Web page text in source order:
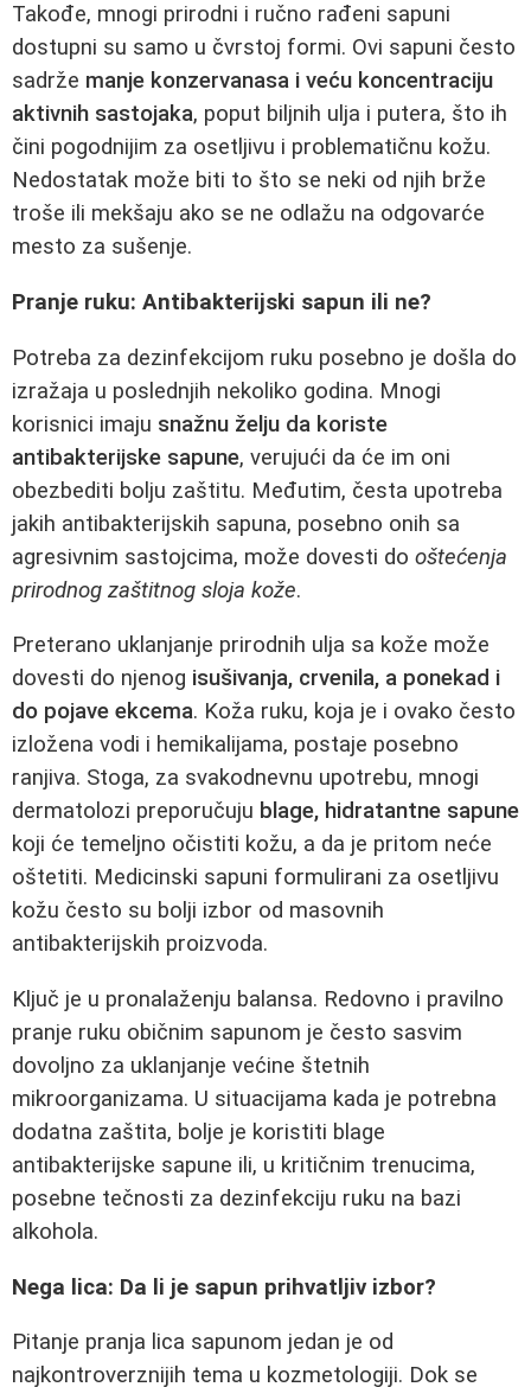
Takođe, mnogi prirodni i ručno rađeni sapuni
dostupni su samo u čvrstoj formi. Ovi sapuni često
sadrže manje konzervanasa i veću koncentraciju
aktivnih sastojaka, poput biljnih ulja i putera, što ih
čini pogodnijim za osetljivu i problematičnu kožu.
Nedostatak može biti to što se neki od njih brže
troše ili mekšaju ako se ne odlažu na odgovarće
mesto za sušenje.
Pranje ruku: Antibakterijski sapun ili ne?
Potreba za dezinfekcijom ruku posebno je došla do
izražaja u poslednjih nekoliko godina. Mnogi
korisnici imaju snažnu želju da koriste
antibakterijske sapune, verujući da će im oni
obezbediti bolju zaštitu. Međutim, česta upotreba
jakih antibakterijskih sapuna, posebno onih sa
agresivnim sastojcima, može dovesti do oštećenja
prirodnog zaštitnog sloja kože.
Preterano uklanjanje prirodnih ulja sa kože može
dovesti do njenog isušivanja, crvenila, a ponekad i
do pojave ekcema. Koža ruku, koja je i ovako često
izložena vodi i hemikalijama, postaje posebno
ranjiva. Stoga, za svakodnevnu upotrebu, mnogi
dermatolozi preporučuju blage, hidratantne sapune
koji će temeljno očistiti kožu, a da je pritom neće
oštetiti. Medicinski sapuni formulirani za osetljivu
kožu često su bolji izbor od masovnih
antibakterijskih proizvoda.
Ključ je u pronalaženju balansa. Redovno i pravilno
pranje ruku običnim sapunom je često sasvim
dovoljno za uklanjanje većine štetnih
mikroorganizama. U situacijama kada je potrebna
dodatna zaštita, bolje je koristiti blage
antibakterijske sapune ili, u kritičnim trenucima,
posebne tečnosti za dezinfekciju ruku na bazi
alkohola.
Nega lica: Da li je sapun prihvatljiv izbor?
Pitanje pranja lica sapunom jedan je od
najkontroverznijih tema u kozmetologiji. Dok se